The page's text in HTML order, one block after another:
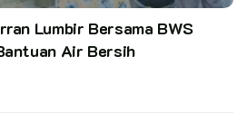
Lumbir Bersama BWS
Air Bersih